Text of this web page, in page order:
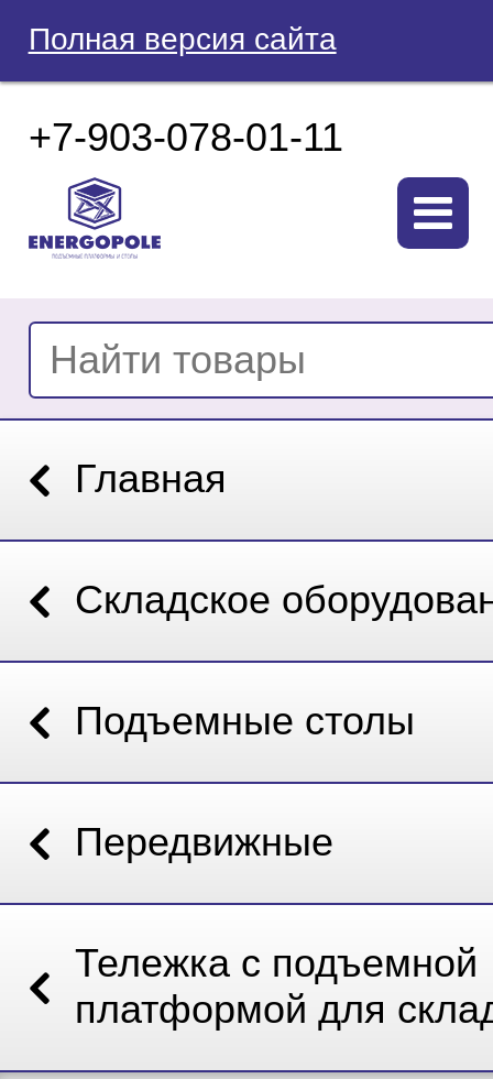
Полная версия сайта
+7-903-078-01-11
Главная
Складское
Подъемные столы
Передвижные
Тележка с подъемной
платформой для